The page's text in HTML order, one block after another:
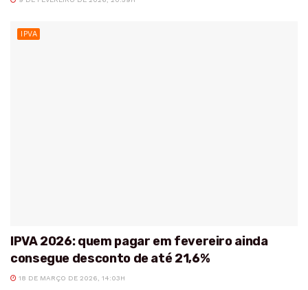
IPVA
IPVA 2026: quem pagar em fevereiro ainda
consegue desconto de até 21,6%
18 DE MARÇO DE 2026, 14:03H